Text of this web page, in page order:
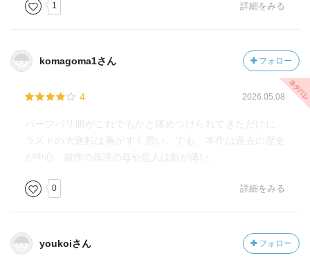
1 詳細をみる
komagoma1さん フォロー
4 2026.05.08
バーフバリ側がこれでもかと痛めつけられてきただけに、
ラストの大逆転は胸がすく思い。でも、本作は過去の歴史
が中心。前作の義理の母や恋人は影が薄い。
0 詳細をみる
youkoiさん フォロー